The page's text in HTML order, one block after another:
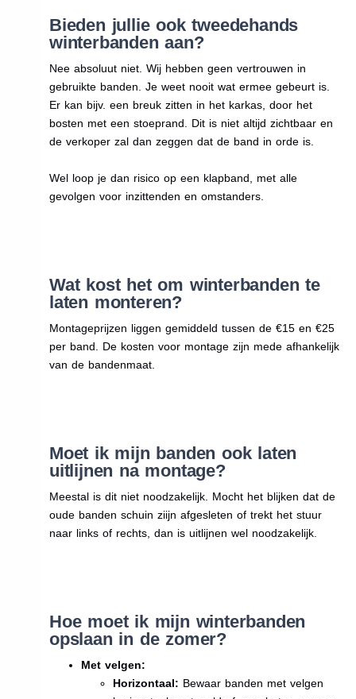
Bieden jullie ook tweedehands
winterbanden aan?
Nee absoluut niet. Wij hebben geen vertrouwen in
gebruikte banden. Je weet nooit wat ermee gebeurt is.
Er kan bijv. een breuk zitten in het karkas, door het
bosten met een stoeprand. Dit is niet altijd zichtbaar en
de verkoper zal dan zeggen dat de band in orde is.
Wel loop je dan risico op een klapband, met alle
gevolgen voor inzittenden en omstanders.
Wat kost het om winterbanden te
laten monteren?
Montageprijzen liggen gemiddeld tussen de €15 en €25
per band. De kosten voor montage zijn mede afhankelijk
van de bandenmaat.
Moet ik mijn banden ook laten
uitlijnen na montage?
Meestal is dit niet noodzakelijk. Mocht het blijken dat de
oude banden schuin ziijn afgesleten of trekt het stuur
naar links of rechts, dan is uitlijnen wel noodzakelijk.
Hoe moet ik mijn winterbanden
opslaan in de zomer?
Met velgen:
Horizontaal: Bewaar banden met velgen